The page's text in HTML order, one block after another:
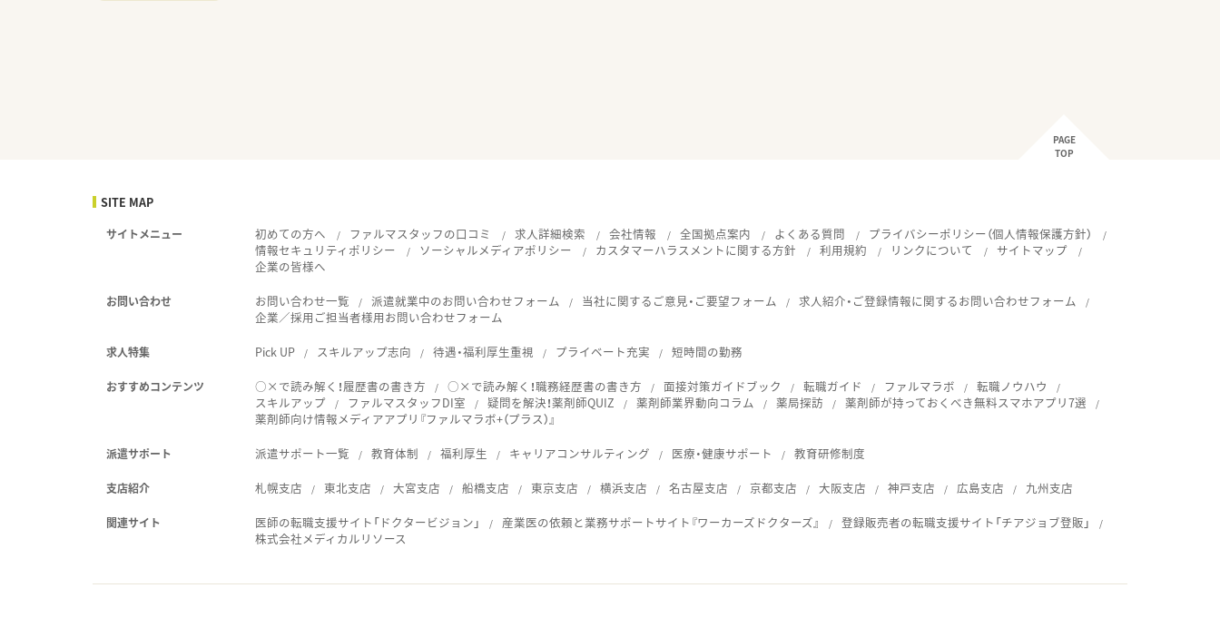
PAGE
TOP
SITE MAP
サイトメニュー 初めての方へ ファルマスタッフの口コミ 求人詳細検索 会社情報 全国拠点案内 よくある質問
プライバシーポリシー（個人情報保護方針）
情報セキュリティポリシー
ソーシャルメディアポリシー カスタマーハラスメントに関する方針 利用規約 リンクについて
サイトマップ
企業の皆様へ
お問い合わせ お問い合わせ一覧 派遣就業中のお問い合わせフォーム 当社に関するご意見・ご要望フォーム
求人紹介・ご登録情報に関するお問い合わせフォーム
企業／採用ご担当者様用お問い合わせフォーム
求人特集 Pick UP スキルアップ志向 待遇・福利厚生重視 プライベート充実 短時間の勤務
おすすめコンテンツ ○×で読み解く！履歴書の書き方 ○×で読み解く！職務経歴書の書き方 面接対策ガイドブック 転職ガイド ファルマラボ
転職ノウハウ
スキルアップ
ファルマスタッフDI室 疑問を解決！薬剤師QUIZ 薬剤師業界動向コラム 薬局探訪
薬剤師が持っておくべき無料スマホアプリ7選
薬剤師向け情報メディアアプリ『ファルマラボ+（プラス）』
派遣サポート 派遣サポート一覧 教育体制 福利厚生 キャリアコンサルティング 医療・健康サポート 教育研修制度
支店紹介 札幌支店 東北支店 大宮支店 船橋支店 東京支店 横浜支店 名古屋支店 京都支店 大阪支店 神戸支店 広島支店 九州支店
関連サイト 医師の転職支援サイト「ドクタービジョン」 産業医の依頼と業務サポートサイト『ワーカーズドクターズ』
登録販売者の転職支援サイト「チアジョブ登販」
株式会社メディカルリソース